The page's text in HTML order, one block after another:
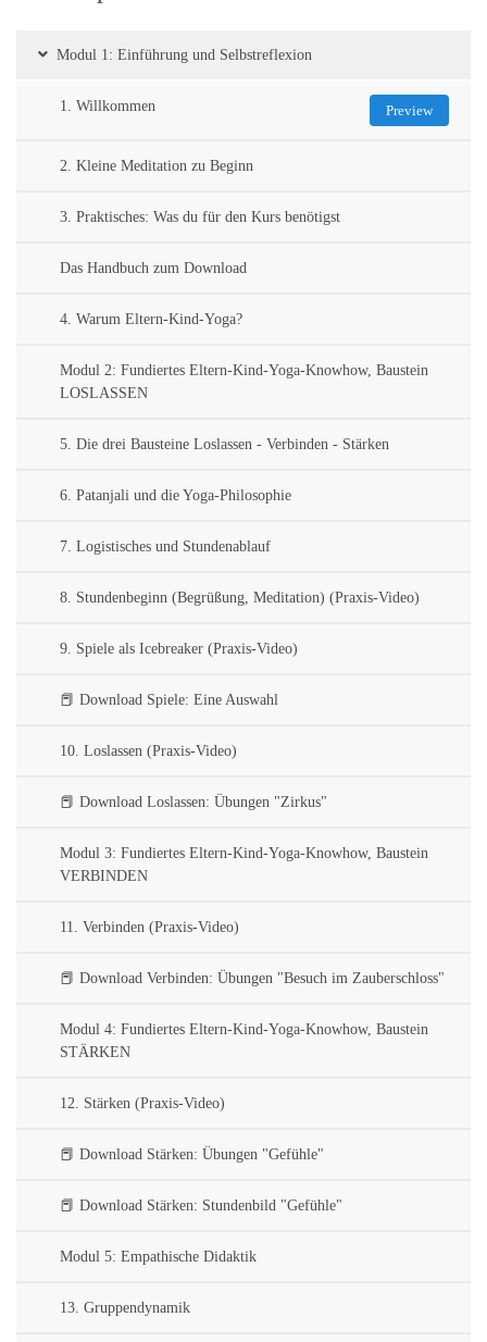
Modul 1: Einführung und Selbstreflexion
1. Willkommen Preview
2. Kleine Meditation zu Beginn
3. Praktisches: Was du für den Kurs benötigst
Das Handbuch zum Download
4. Warum Eltern-Kind-Yoga?
Modul 2: Fundiertes Eltern-Kind-Yoga-Knowhow, Baustein
LOSLASSEN
5. Die drei Bausteine Loslassen - Verbinden - Stärken
6. Patanjali und die Yoga-Philosophie
7. Logistisches und Stundenablauf
8. Stundenbeginn (Begrüßung, Meditation) (Praxis-Video)
9. Spiele als Icebreaker (Praxis-Video)
📕 Download Spiele: Eine Auswahl
10. Loslassen (Praxis-Video)
📕 Download Loslassen: Übungen "Zirkus"
Modul 3: Fundiertes Eltern-Kind-Yoga-Knowhow, Baustein
VERBINDEN
11. Verbinden (Praxis-Video)
📕 Download Verbinden: Übungen "Besuch im Zauberschloss"
Modul 4: Fundiertes Eltern-Kind-Yoga-Knowhow, Baustein
STÄRKEN
12. Stärken (Praxis-Video)
📕 Download Stärken: Übungen "Gefühle"
📕 Download Stärken: Stundenbild "Gefühle"
Modul 5: Empathische Didaktik
13. Gruppendynamik